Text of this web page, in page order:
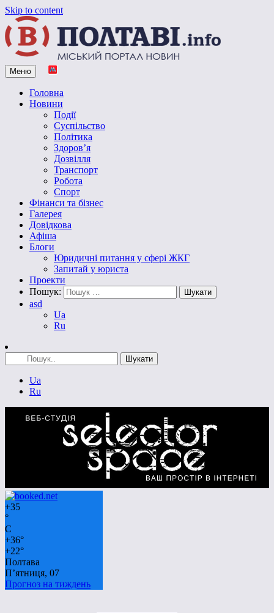
Skip to content
Vpoltave.info
Полтавський портал новин
Меню
Головна
Новини
Події
Суспільство
Політика
Здоров’я
Дозвілля
Транспорт
Робота
Спорт
Фінанси та бізнес
Галерея
Довідкова
Афіша
Блоги
Юридичні питання у сфері ЖКГ
Запитай у юриста
Проекти
Пошук:
asd
Ua
Ru
Ua
Ru
+35
°
C
+36°
+22°
Полтава
П’ятниця, 07
Прогноз на тиждень